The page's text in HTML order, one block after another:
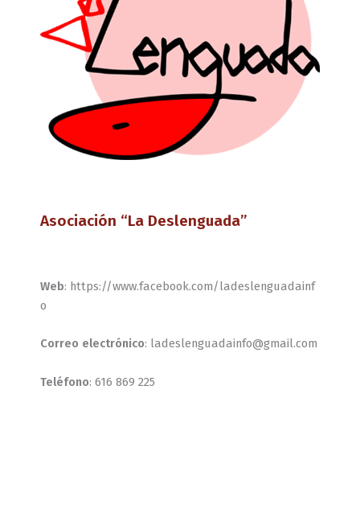
Asociación “La Deslenguada”
Web: https://www.facebook.com/ladeslenguadainf
o
Correo electrónico: ladeslenguadainfo@gmail.com
Teléfono: 616 869 225